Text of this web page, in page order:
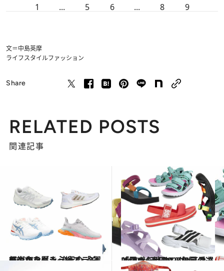
1 ... 5 6 ... 8 9
文＝中島英摩
ライフスタイルファッション
Share
RELATED POSTS
関連記事
2020.7.9
軽やかな履き心地でランも街歩きも！ 流行の「白ランニングシューズ」8選
ファッション 2020.7.15
Under1万円でこの可愛さと履き心地 2020年夏の「スポーツサンダル」8選
ファッション